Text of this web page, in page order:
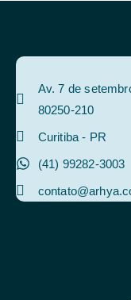
Av. 7 de
80250-210
Curitiba - PR
(41) 99282‑3003‬